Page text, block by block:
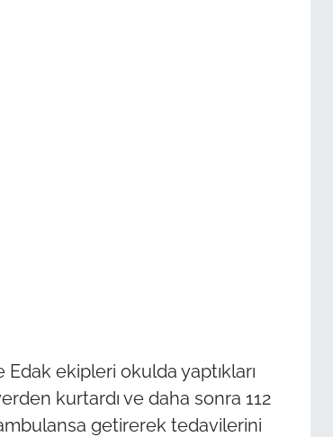
Edak ekipleri okulda yaptıkları
kurtardı ve daha sonra 112
getirerek tedavilerini